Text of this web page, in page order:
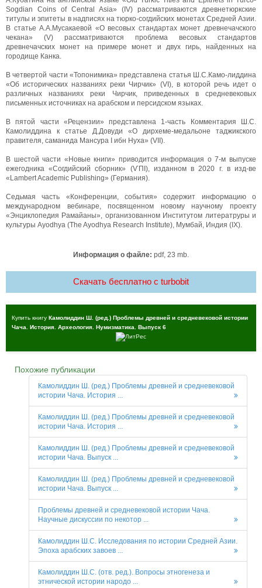
Sogdian Coins of Central Asia» (IV) рассматриваются древнетюркские
титулы и эпитеты в надписях на тюрко-согдийских монетах Средней Азии.
В статье А.А.Мусакаевой «О весовых стандартах монет древнечачского
чекана» (V) рассматриваются проблема весовых стандартов
древнечачских монет на примере монет и двух гирь, найденных на
городище Канка.
В четвертой части «Топонимика» представлена статья Ш.С.Камо-лиддина
«Об исторических названиях реки Чирчик» (VI), в которой речь идет о
различных названиях реки Чирчик, приведенных в средневековых
письменных источниках на арабском и персидском языках.
В пятой части «Рецензии» представлена 1-часть Комментария Ш.С.
Камолиддина к статье Д.Довуди «О дирхеме-медальоне таджикского
правителя, саманида Мансура I ибн Нуха» (VII).
В шестой части «Новые книги» приводится информация о 7-м выпуске
ежегодника «Согдийский сборник» (ѴПІ), изданном в 2020 г. в изд-ве
«Lambert Academic Publishing» (Германия).
Седьмая часть «Конференции, события» содержит информацию о
международном вебинаре, посвященном новому научному проекту
«Энциклопедия Рамайаны», организованном Институтом литератруры и
культуры Ayodhya (The Ayodhya Research Institute), Мумбай, Индия (IX).
Информация о файле: pdf, 23 mb.
Скачать бесплатно c turbobit
Купить книгу Камолиддин Ш. (ред.) Проблемы древней и средневековой истории
Чача. История. Археология. Нумизматика. Выпуск 6
Похожие публикации
Камолиддин Ш. (ред.) Проблемы древней и средневековой
истории Чача. История ...
Камолиддин Ш. (ред.) Проблемы древней и средневековой
истории Чача. История ...
Камолиддин Ш. (ред.) Проблемы древней и средневековой
истории Чача. Выпуск ...
Камолиддин Ш. (ред.) Проблемы древней и средневековой
истории Чача. Выпуск ...
Проблемы древней и средневековой истории Чача.
Научные дискуссии по некотор ...
Камолиддин Ш.С. Исследования по истории Средней Азии.
Эпоха арабских завоев ...
Камолиддин Ш.С. (отв. ред.). Вопросы этногенеза и
этнической истории народо ...